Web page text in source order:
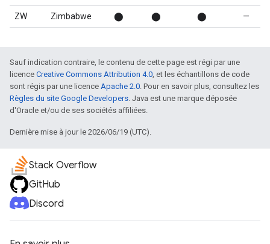
ZW Zimbabwe ⬤ ⬤ ⬤ —
Sauf indication contraire, le contenu de cette page est régi par une
licence Creative Commons Attribution 4.0, et les échantillons de code
sont régis par une licence Apache 2.0. Pour en savoir plus, consultez les
Règles du site Google Developers. Java est une marque déposée
d'Oracle et/ou de ses sociétés affiliées.
Dernière mise à jour le 2026/06/19 (UTC).
Stack Overflow
GitHub
Discord